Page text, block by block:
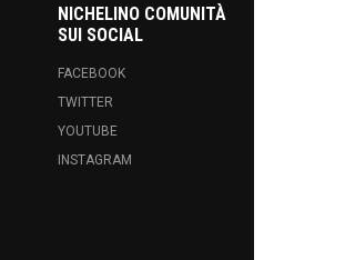
NICHELINO COMUNITÀ
SUI SOCIAL
FACEBOOK
TWITTER
YOUTUBE
INSTAGRAM